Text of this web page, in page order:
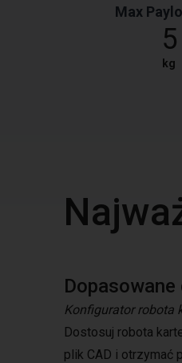
Max
5
kg
Konfigurator robota
Dostosuj robota
plik CAD i otrzymać